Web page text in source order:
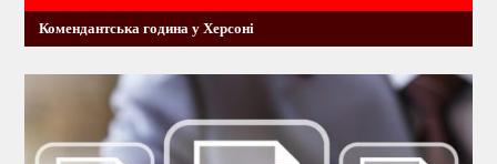
Комендантська година у Херсоні